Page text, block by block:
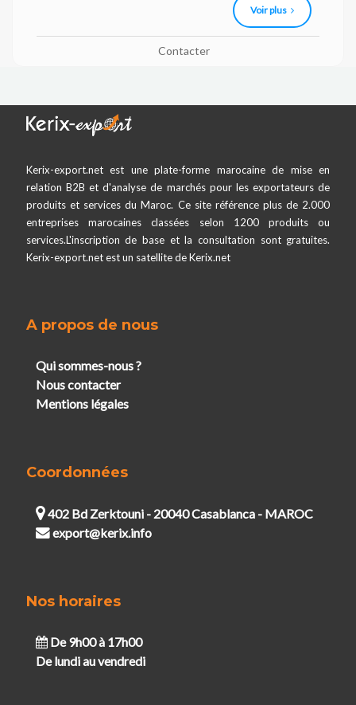
Voir plus
Contacter
Kerix-export.net est une plate-forme marocaine de mise en
relation B2B et d'analyse de marchés pour les exportateurs de
produits et services du Maroc. Ce site référence plus de 2.000
entreprises marocaines classées selon 1200 produits ou
services.L'inscription de base et la consultation sont gratuites.
Kerix-export.net est un satellite de Kerix.net
A propos de nous
Qui sommes-nous ?
Nous contacter
Mentions légales
Coordonnées
402 Bd Zerktouni - 20040 Casablanca - MAROC
export@kerix.info
Nos horaires
De 9h00 à 17h00
De lundi au vendredi